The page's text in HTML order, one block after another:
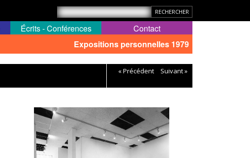
Expositions personnelles 1979
Écrits - Conférences Contact
« Précédent Suivant »